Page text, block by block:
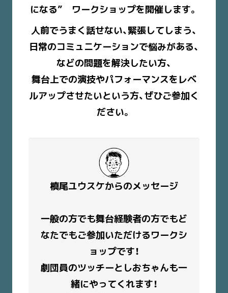
になる” ワークショップを開催します。
人前でうまく話せない、緊張してしまう、
日常のコミュニケーションで悩みがある、
などの問題を解決したい方、
舞台上での演技やパフォーマンスをレベ
ルアップさせたいという方、ぜひご参加く
ださい。
槙尾ユウスケからのメッセージ
一般の方でも舞台経験者の方でもど
なたでもご参加いただけるワークシ
ョップです！
劇団員のツッチーとしおちゃんも一
緒にやってくれます！